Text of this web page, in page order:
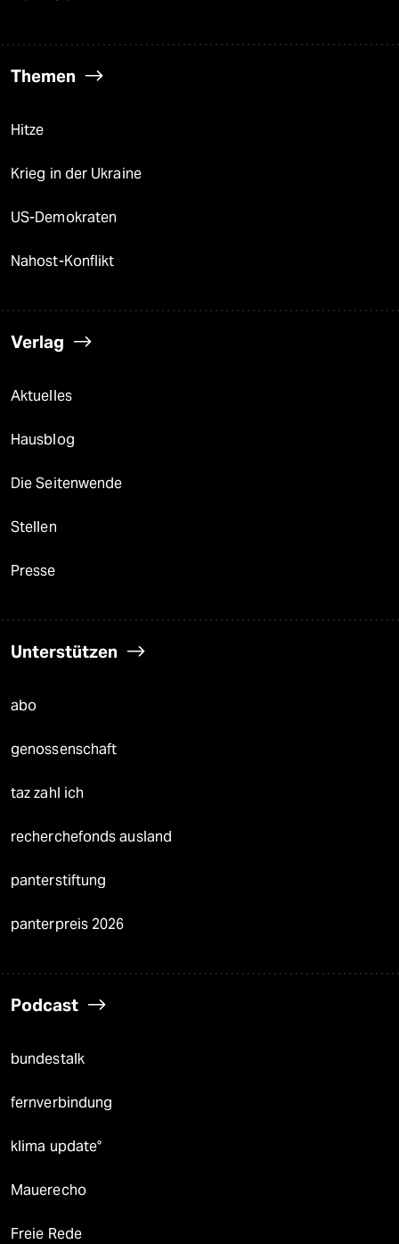
Themen
Hitze
Krieg in der Ukraine
US-Demokraten
Nahost-Konflikt
Verlag
Aktuelles
Hausblog
Die Seitenwende
Stellen
Presse
Unterstützen
abo
genossenschaft
taz zahl ich
recherchefonds ausland
panterstiftung
panterpreis 2026
Podcast
bundestalk
fernverbindung
klima update°
Mauerecho
Freie Rede